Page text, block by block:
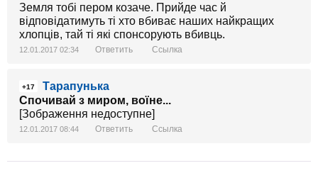
Земля тобі пером козаче. Прийде час й
відповідатимуть ті хто вбиває наших найкращих
хлопців, тай ті які спонсорують вбивць.
12.01.2017 02:34 Ответить Ссылка
+17
Тарапунька
Спочивай з миром, воїне...
[Зображення недоступне]
12.01.2017 08:44 Ответить Ссылка